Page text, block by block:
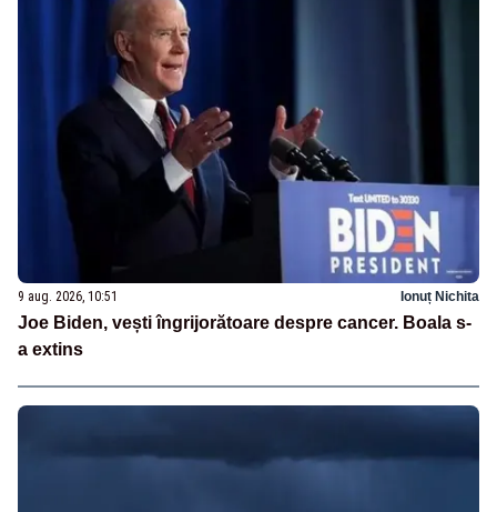
9 aug. 2026, 10:51 Ionuț Nichita
Joe Biden, vești îngrijorătoare despre cancer. Boala s-
a extins